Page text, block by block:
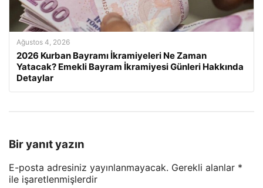
Ağustos 4, 2026
2026 Kurban Bayramı İkramiyeleri Ne Zaman
Yatacak? Emekli Bayram İkramiyesi Günleri Hakkında
Detaylar
Bir yanıt yazın
E-posta adresiniz yayınlanmayacak. Gerekli alanlar *
ile işaretlenmişlerdir